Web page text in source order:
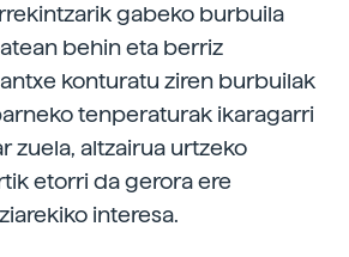
gabeko burbuila
behin eta berriz
konturatu ziren burbuilak
tenperaturak ikaragarri
zuela, altzairua urtzeko
etorri da gerora ere
interesa.